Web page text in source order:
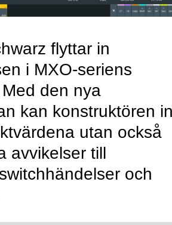
flyttar in
i MXO-seriens
den nya
kan konstruktören
utan också
avvikelser till
och